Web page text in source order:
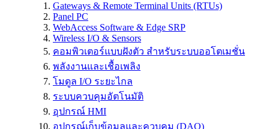
Gateways & Remote Terminal Units (RTUs)
Panel PC
WebAccess Software & Edge SRP
Wireless I/O & Sensors
คอมพิวเตอร์แบบฝังตัว สำหรับระบบออโตเมชั่น
พลังงานและเชื้อเพลิง
โมดูล I/O ระยะไกล
ระบบควบคุมอัตโนมัติ
อุปกรณ์ HMI
อุปกรณ์เก็บข้อมูลและควบคุม (DAQ)